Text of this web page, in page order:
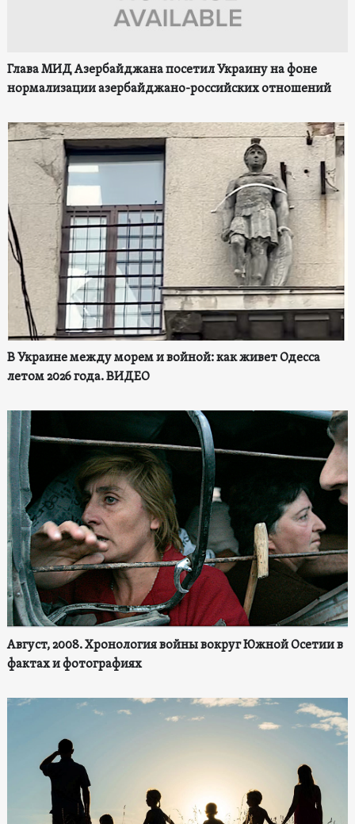
Глава МИД Азербайджана посетил Украину на фоне
нормализации азербайджано-российских отношений
В Украине между морем и войной: как живет Одесса
летом 2026 года. ВИДЕО
Август, 2008. Хронология войны вокруг Южной Осетии в
фактах и фотографиях